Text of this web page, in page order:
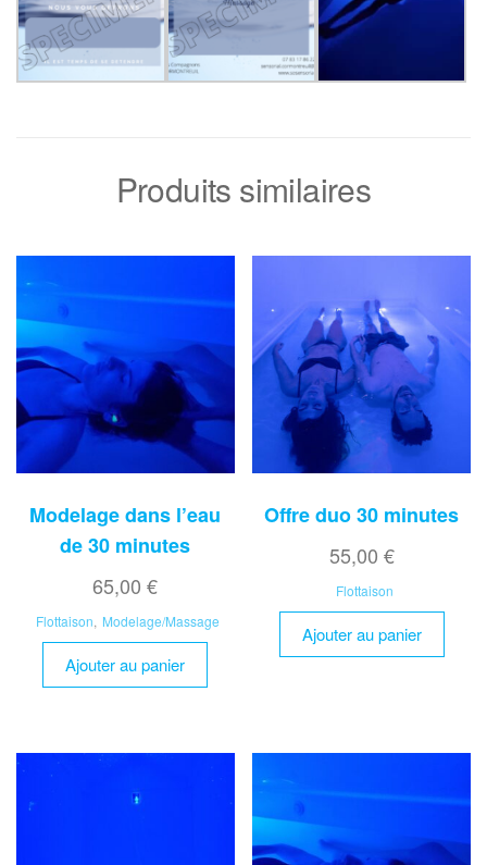
Produits similaires
Modelage dans l’eau
de 30 minutes
65,00€
Flottaison, Modelage/Massage
Ajouter au panier
Offre duo 30 minutes
55,00 €
Flottaison
Ajouter au panier